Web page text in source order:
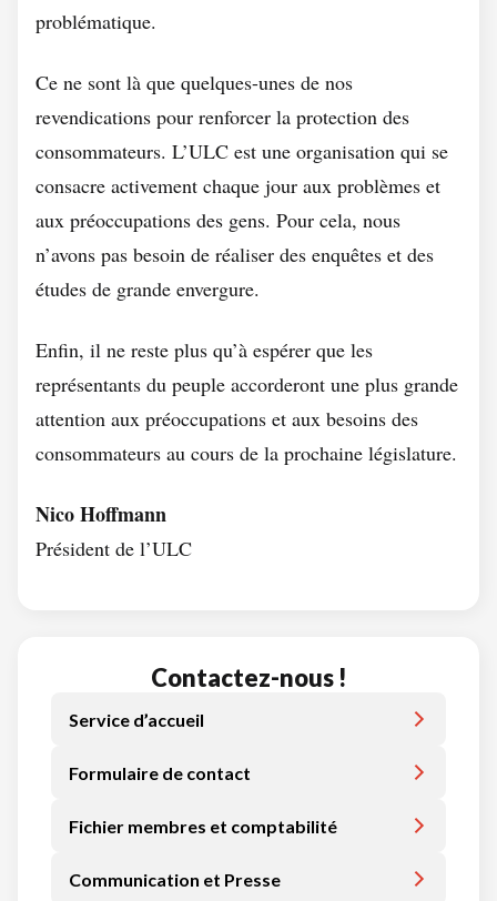
problématique.
Ce ne sont là que quelques-unes de nos
revendications pour renforcer la protection des
consommateurs. L’ULC est une organisation qui se
consacre activement chaque jour aux problèmes et
aux préoccupations des gens. Pour cela, nous
n’avons pas besoin de réaliser des enquêtes et des
études de grande envergure.
Enfin, il ne reste plus qu’à espérer que les
représentants du peuple accorderont une plus grande
attention aux préoccupations et aux besoins des
consommateurs au cours de la prochaine législature.
Nico Hoffmann
Président de l’ULC
Contactez-nous !
Service d’accueil
Formulaire de contact
Fichier membres et comptabilité
Communication et Presse